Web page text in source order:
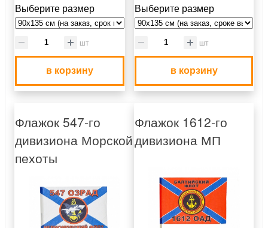
Выберите размер
шт
в корзину
Выберите размер
шт
в корзину
Флажок 547-го
дивизиона Морской
пехоты
Флажок 1612-го
дивизиона МП